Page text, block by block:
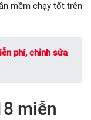
mềm chạy tốt trên
phí, chỉnh sửa
miễn